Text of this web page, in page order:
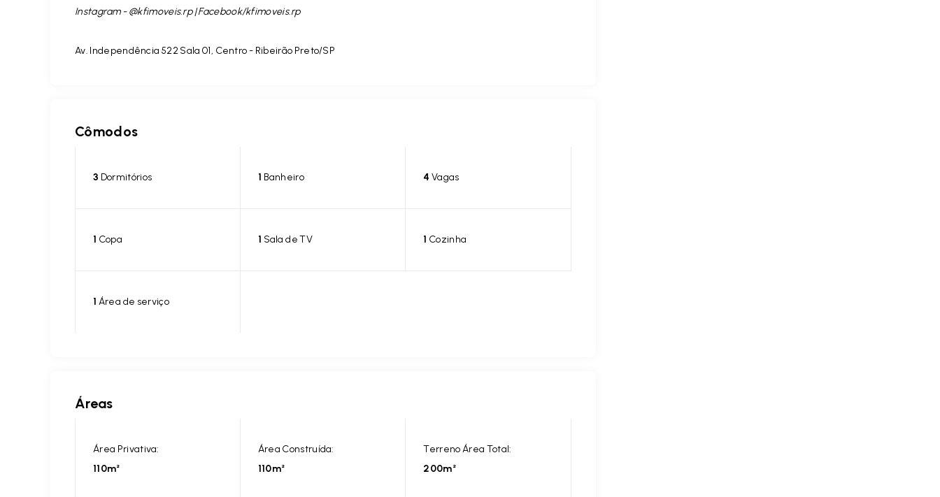
Instagram - @kfimoveis.rp | Facebook/kfimoveis.rp
Av. Independência 522 Sala 01, Centro - Ribeirão Preto/SP
Cômodos
3 Dormitórios 1 Banheiro 4 Vagas
1 Copa 1 Sala de TV 1 Cozinha
1 Área de serviço
Áreas
Área Privativa:
110m²
Área Construída:
110m²
Terreno Área Total:
200m²